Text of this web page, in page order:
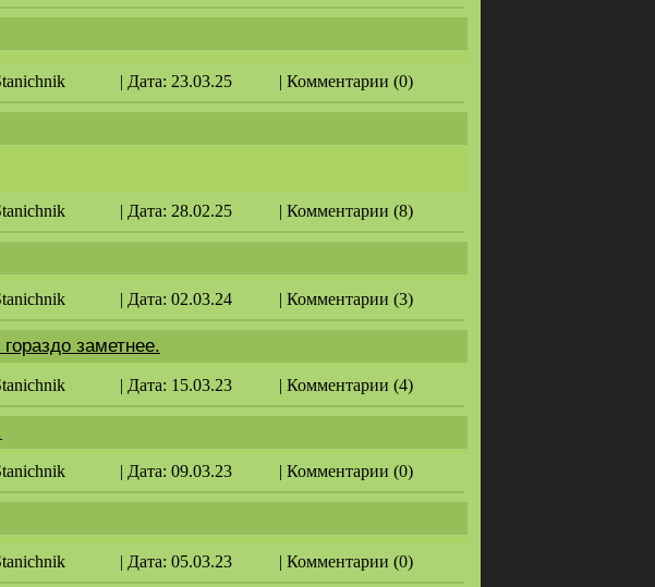
| Дата: 23.03.25 | Комментарии (0)
| Дата: 28.02.25 | Комментарии (8)
| Дата: 02.03.24 | Комментарии (3)
заметнее.
| Дата: 15.03.23 | Комментарии (4)
| Дата: 09.03.23 | Комментарии (0)
| Дата: 05.03.23 | Комментарии (0)